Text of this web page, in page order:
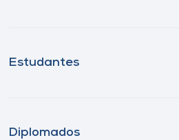
Estudantes
Diplomados